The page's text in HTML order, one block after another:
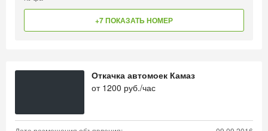
+7 ПОКАЗАТЬ НОМЕР
Откачка автомоек Камаз
от 1200 руб./час